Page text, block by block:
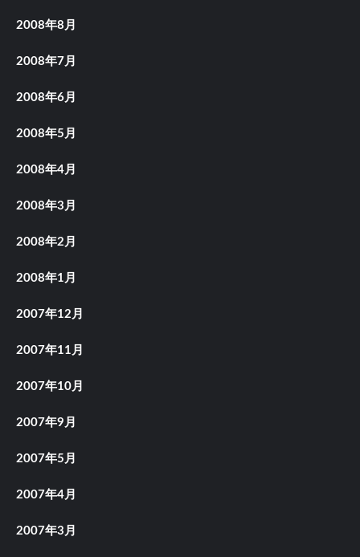
2008年8月
2008年7月
2008年6月
2008年5月
2008年4月
2008年3月
2008年2月
2008年1月
2007年12月
2007年11月
2007年10月
2007年9月
2007年5月
2007年4月
2007年3月